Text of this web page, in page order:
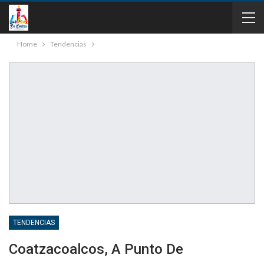
Home Tendencias
TENDENCIAS
Coatzacoalcos, A Punto De